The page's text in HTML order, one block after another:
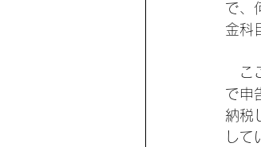
で、
金科
こ
で申
納税
して